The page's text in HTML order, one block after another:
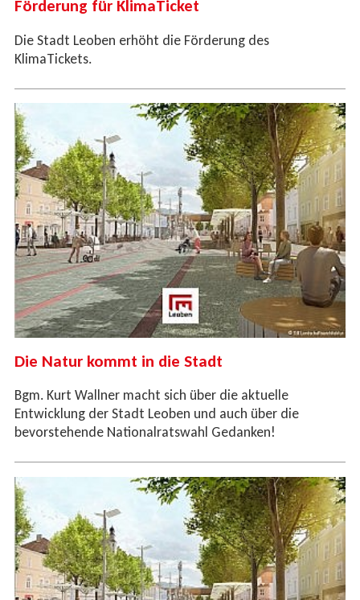
Förderung für KlimaTicket
Die Stadt Leoben erhöht die Förderung des
KlimaTickets.
Die Natur kommt in die Stadt
Bgm. Kurt Wallner macht sich über die aktuelle
Entwicklung der Stadt Leoben und auch über die
bevorstehende Nationalratswahl Gedanken!